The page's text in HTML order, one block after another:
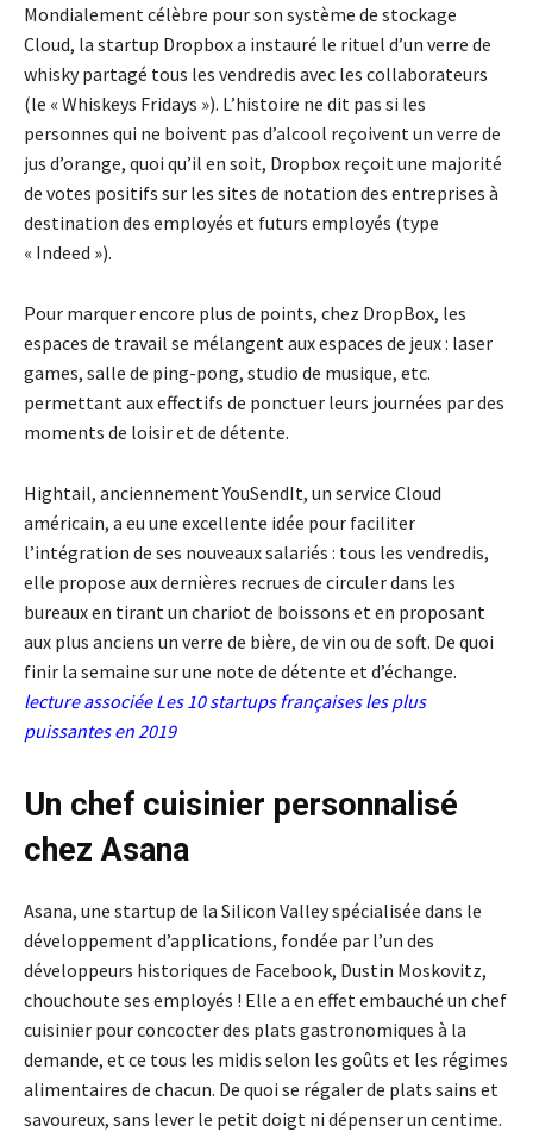
Mondialement célèbre pour son système de stockage
Cloud, la startup Dropbox a instauré le rituel d’un verre de
whisky partagé tous les vendredis avec les collaborateurs
(le « Whiskeys Fridays »). L’histoire ne dit pas si les
personnes qui ne boivent pas d’alcool reçoivent un verre de
jus d’orange, quoi qu’il en soit, Dropbox reçoit une majorité
de votes positifs sur les sites de notation des entreprises à
destination des employés et futurs employés (type
« Indeed »).
Pour marquer encore plus de points, chez DropBox, les
espaces de travail se mélangent aux espaces de jeux : laser
games, salle de ping-pong, studio de musique, etc.
permettant aux effectifs de ponctuer leurs journées par des
moments de loisir et de détente.
Hightail, anciennement YouSendIt, un service Cloud
américain, a eu une excellente idée pour faciliter
l’intégration de ses nouveaux salariés : tous les vendredis,
elle propose aux dernières recrues de circuler dans les
bureaux en tirant un chariot de boissons et en proposant
aux plus anciens un verre de bière, de vin ou de soft. De quoi
finir la semaine sur une note de détente et d’échange.
lecture associéeLes 10 startups françaises les plus
puissantes en 2019
Un chef cuisinier personnalisé
chez Asana
Asana, une startup de la Silicon Valley spécialisée dans le
développement d’applications, fondée par l’un des
développeurs historiques de Facebook, Dustin Moskovitz,
chouchoute ses employés ! Elle a en effet embauché un chef
cuisinier pour concocter des plats gastronomiques à la
demande, et ce tous les midis selon les goûts et les régimes
alimentaires de chacun. De quoi se régaler de plats sains et
savoureux, sans lever le petit doigt ni dépenser un centime.